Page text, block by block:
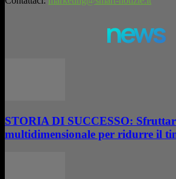
news
STORIA DI SUCCESSO:
multidimensionale per ridurre il